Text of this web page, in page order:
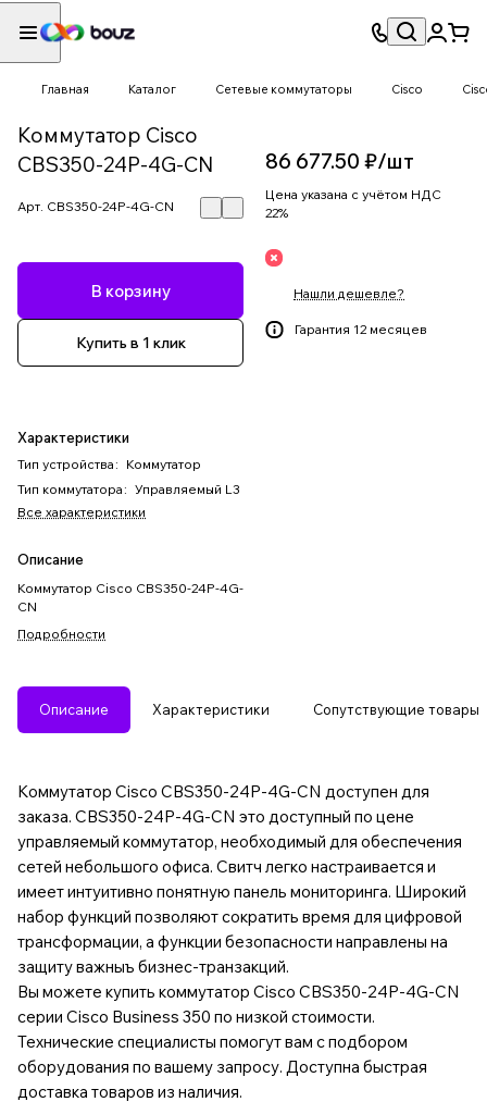
Главная Каталог Сетевые коммутаторы Cisco
Коммутатор Cisco
CBS350-24P-4G-CN
Арт. CBS350-24P-4G-CN
В корзину
Купить в 1 клик
Характеристики
Тип устройства : Коммутатор
Тип коммутатора : Управляемый L3
Все характеристики
Описание
Коммутатор Cisco CBS350-24P-4G-
CN
Подробности
86 677.50 ₽/шт
Цена указана с учётом НДС
22%
Нашли дешевле?
Гарантия 12 месяцев
Описание Характеристики Сопутствующие товары
Коммутатор Cisco CBS350-24P-4G-CN доступен для
заказа. CBS350-24P-4G-CN это доступный по цене
управляемый коммутатор, необходимый для обеспечения
сетей небольшого офиса. Свитч легко настраивается и
имеет интуитивно понятную панель мониторинга. Широкий
набор функций позволяют сократить время для цифровой
трансформации, а функции безопасности направлены на
защиту важныъ бизнес-транзакций.
Вы можете купить коммутатор Cisco CBS350-24P-4G-CN
серии Cisco Business 350 по низкой стоимости.
Технические специалисты помогут вам с подбором
оборудования по вашему запросу. Доступна быстрая
доставка товаров из наличия.